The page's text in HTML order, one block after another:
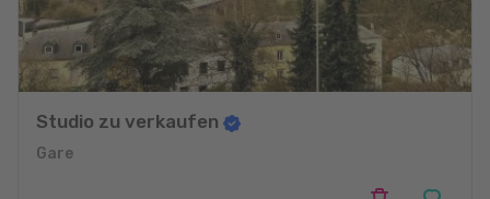
Studio zu verkaufen
Gare